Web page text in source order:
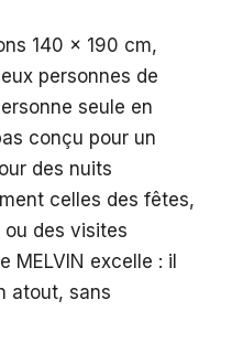
140 x 190 cm,
personnes de
seule en
conçu pour un
des nuits
celles des fêtes,
des visites
MELVIN excelle : il
atout, sans